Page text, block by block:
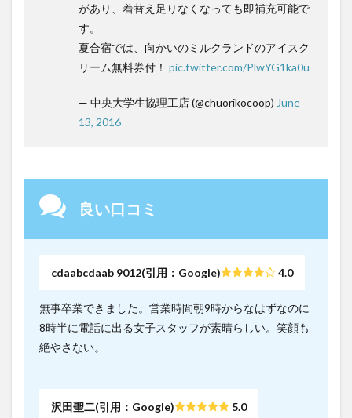
があり、着替え足りなくなっても即補充可能で
す。
夏合宿では、向かいのミルクランドのアイスク
リーム無料券付！ pic.twitter.com/PlwYG1ka0u
— 中央大学生協理工店 (@chuorikocoop) June
13, 2016
良い口コミ
cdaabcdaab 9012(引用：Google) 4.0
無事卒業できました。営業時間朝9時からなはずなのに
8時半に電話に出る女子スタッフが素晴らしい。笑顔も
絶やさない。
沢田聖二(引用：Google) 5.0